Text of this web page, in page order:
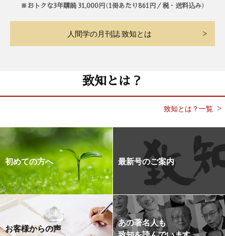
※おトクな3年購読 31,000円（1冊あたり861円／税・送料込み）
人間学の月刊誌 致知とは
致知とは？
致知とは？一覧
初めての方へ 最新号のご案内
お客様からの声
あの著名人も